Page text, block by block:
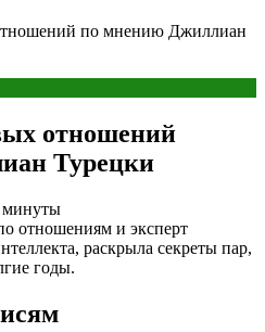
по мнению Джиллиан
отношений
Турецки
минуты
отношениям и эксперт
раскрыла секреты пар,
годы.